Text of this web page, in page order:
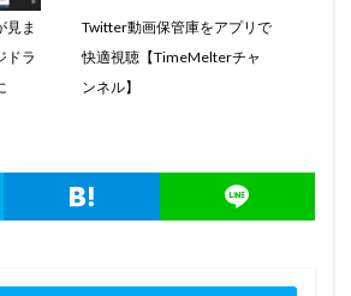
見ま
ドラ
Twitter動画保管庫をアプリで
快適視聴【TimeMelterチャ
ンネル】